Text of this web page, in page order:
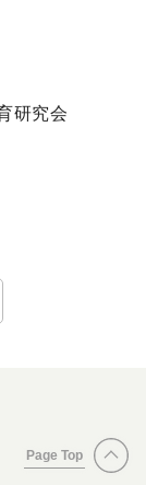
研究会
Page Top